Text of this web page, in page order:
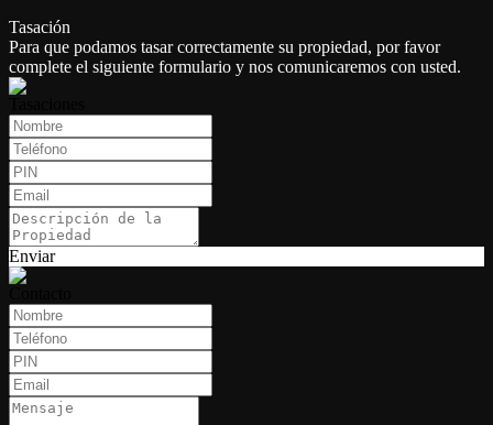
Tasación
Para que podamos tasar correctamente su propiedad, por favor
complete el siguiente formulario y nos comunicaremos con usted.
Enviar